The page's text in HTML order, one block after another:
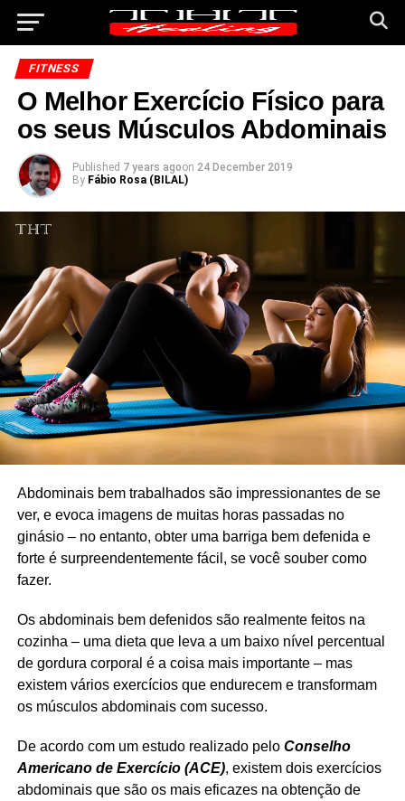
FITNESS
O Melhor Exercício Físico para
os seus Músculos Abdominais
Published 7 years agoon 24 December 2019
By Fábio Rosa (BILAL)
Abdominais bem trabalhados são impressionantes de se
ver, e evoca imagens de muitas horas passadas no
ginásio – no entanto, obter uma barriga bem defenida e
forte é surpreendentemente fácil, se você souber como
fazer.
Os abdominais bem defenidos são realmente feitos na
cozinha – uma dieta que leva a um baixo nível percentual
de gordura corporal é a coisa mais importante – mas
existem vários exercícios que endurecem e transformam
os músculos abdominais com sucesso.
De acordo com um estudo realizado pelo Conselho
Americano de Exercício (ACE), existem dois exercícios
abdominais que são os mais eficazes na obtenção de